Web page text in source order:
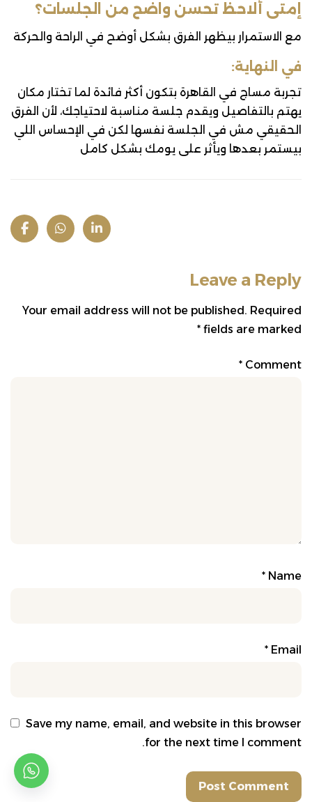
إمتى ألاحظ تحسن واضح من الجلسات؟
مع الاستمرار بيظهر الفرق بشكل أوضح في الراحة والحركة
في النهاية:
تجربة مساج في القاهرة بتكون أكثر فائدة لما تختار مكان
يهتم بالتفاصيل ويقدم جلسة مناسبة لاحتياجك، لأن الفرق
الحقيقي مش في الجلسة نفسها لكن في الإحساس اللي
بيستمر بعدها ويأثر على يومك بشكل كامل
Leave a Reply
Your email address will not be published. Required
fields are marked
*
Comment
*
Name
*
Email
*
Save my name, email, and website in this browser
for the next time I comment.